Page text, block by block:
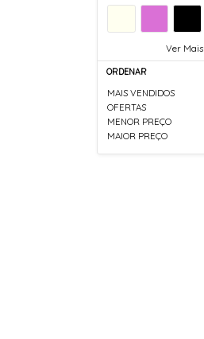
Ver Mais
ORDENAR
MAIS VENDIDOS
OFERTAS
MENOR PREÇO
MAIOR PREÇO